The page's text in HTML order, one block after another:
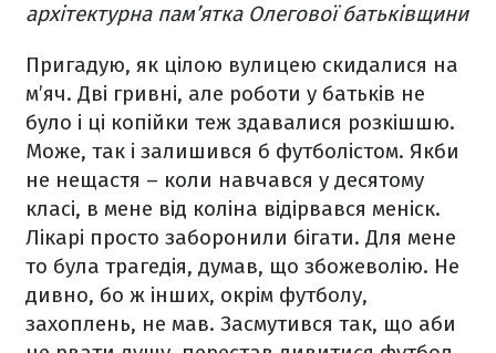
архітектурна пам’ятка Олегової батьківщини
Пригадую, як цілою вулицею скидалися на
м’яч. Дві гривні, але роботи у батьків не
було і ці копійки теж здавалися розкішшю.
Може, так і залишився б футболістом. Якби
не нещастя – коли навчався у десятому
класі, в мене від коліна відірвався меніск.
Лікарі просто заборонили бігати. Для мене
то була трагедія, думав, що збожеволію. Не
дивно, бо ж інших, окрім футболу,
захоплень, не мав. Засмутився так, що аби